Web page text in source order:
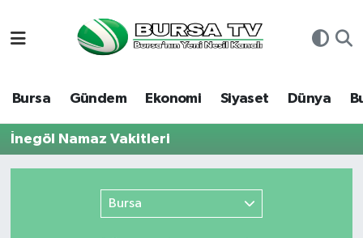
Bursa Gündem Ekonomi Siyaset Dünya
İnegöl Namaz Vakitleri
Bursa
Bursa
Dünya
Hava Durumu
Namaz Vakitleri